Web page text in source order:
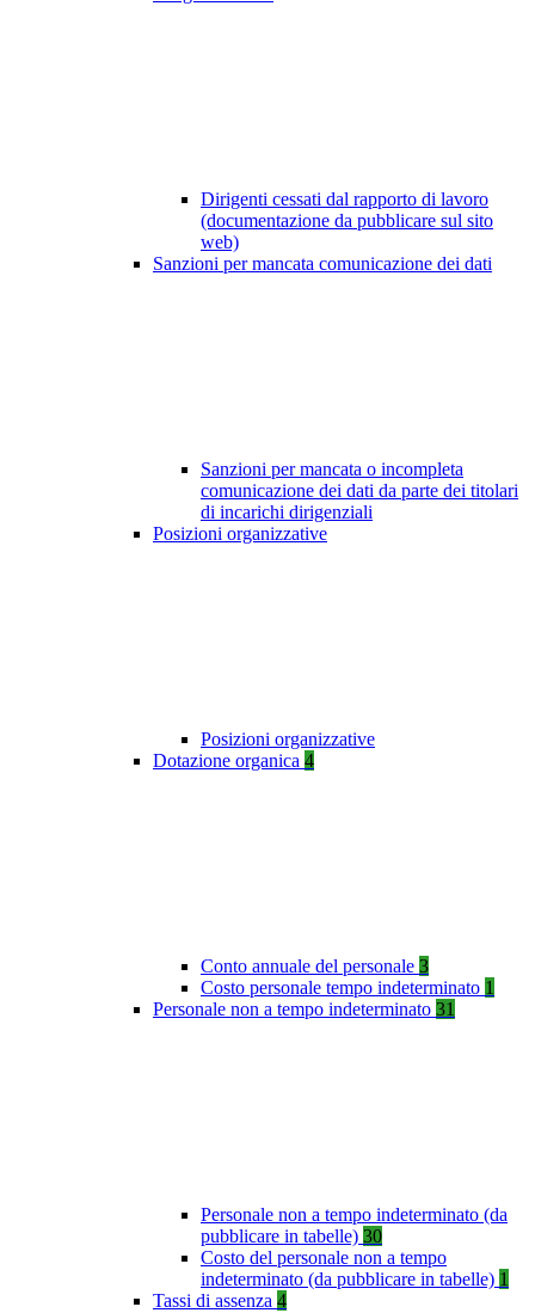
Dirigenti cessati dal rapporto di lavoro
(documentazione da pubblicare sul sito
web)
Sanzioni per mancata comunicazione dei dati
Sanzioni per mancata o incompleta
comunicazione dei dati da parte dei titolari
di incarichi dirigenziali
Posizioni organizzative
Posizioni organizzative
Dotazione organica 4
Conto annuale del personale 3
Costo personale tempo indeterminato 1
Personale non a tempo indeterminato 31
Personale non a tempo indeterminato (da
pubblicare in tabelle) 30
Costo del personale non a tempo
indeterminato (da pubblicare in tabelle) 1
Tassi di assenza 4